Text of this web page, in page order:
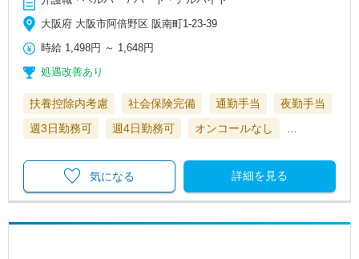
大阪府 大阪市阿倍野区 阪南町1-23-39
時給 1,498円 ～ 1,648円
処遇改善あり
扶養控除内考慮 社会保険完備 通勤手当
夜勤手当
週3日勤務可
週4日勤務可 オンコールなし
詳細を見る
気になる